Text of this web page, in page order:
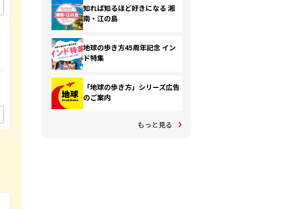
知れば知るほど好きになる 湘
南・江の島
地球の歩き方45周年記念 イン
ド特集
「地球の歩き方」シリーズ広告
のご案内
もっと見る